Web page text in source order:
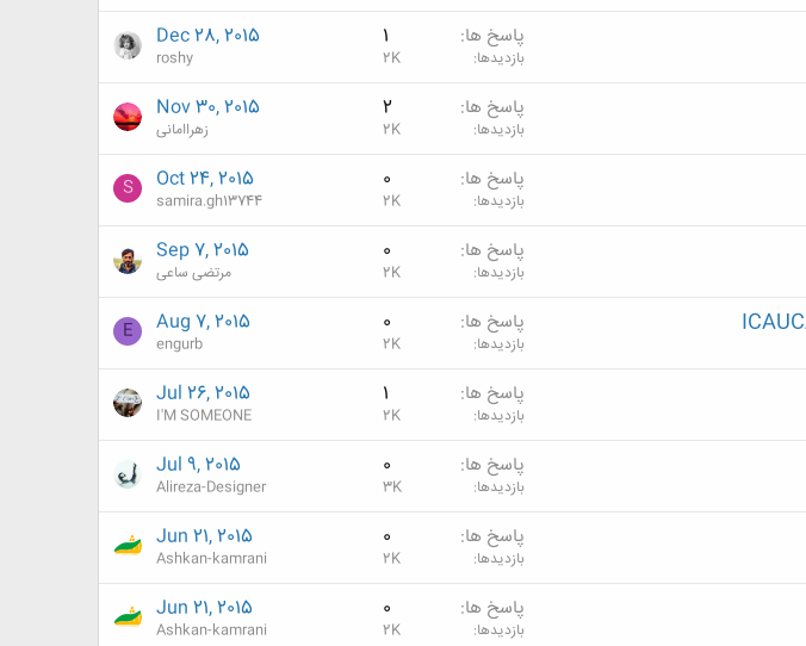
پاسخ ها 1
بازدیدها 2K
Dec 28, 2015
roshy
پاسخ ها 2
بازدیدها 2K
Nov 30, 2015
زهراامانی
پاسخ ها 0
بازدیدها 2K
Oct 24, 2015
samira.gh13744
S
پاسخ ها 0
بازدیدها 2K
Sep 7, 2015
مرتضی ساعی
پاسخ ها 0
بازدیدها 2K
Aug 7, 2015
engurb
E
پاسخ ها 1
بازدیدها 2K
Jul 26, 2015
I'M SOMEONE
پاسخ ها 0
بازدیدها 3K
Jul 9, 2015
Alireza-Designer
پاسخ ها 0
بازدیدها 2K
Jun 21, 2015
Ashkan-kamrani
پاسخ ها 0
بازدیدها 2K
Jun 21, 2015
Ashkan-kamrani